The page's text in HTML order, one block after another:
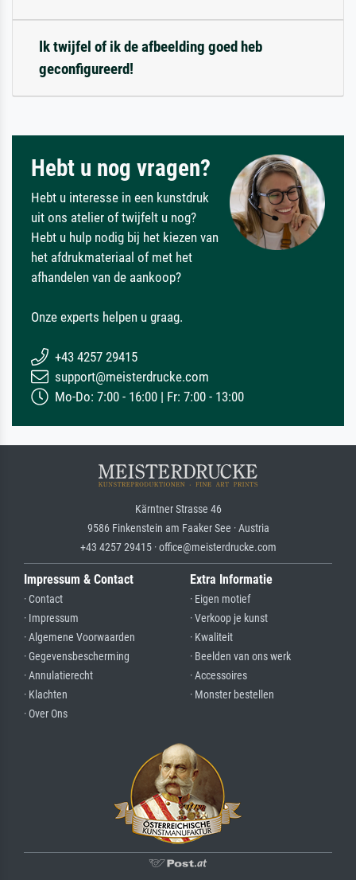
Ik twijfel of ik de afbeelding goed heb
geconfigureerd!
Hebt u nog vragen?
Hebt u interesse in een kunstdruk
uit ons atelier of twijfelt u nog?
Hebt u hulp nodig bij het kiezen van
het afdrukmateriaal of met het
afhandelen van de aankoop?
Onze experts helpen u graag.
+43 4257 29415
support@meisterdrucke.com
Mo-Do: 7:00 - 16:00 | Fr: 7:00 - 13:00
Kärntner Strasse 46
9586 Finkenstein am Faaker See · Austria
+43 4257 29415 · office@meisterdrucke.com
Impressum & Contact
· Contact
· Impressum
· Algemene Voorwaarden
· Gegevensbescherming
· Annulatierecht
· Klachten
· Over Ons
Extra Informatie
· Eigen motief
· Verkoop je kunst
· Kwaliteit
· Beelden van ons werk
· Accessoires
· Monster bestellen